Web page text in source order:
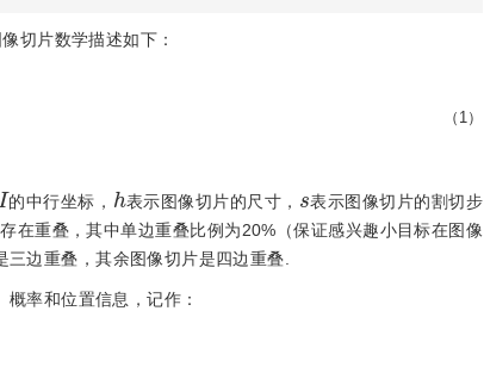
切片数学描述如下：
（1）
I
的中行坐标，
h
表示图像切片的尺寸，
表示图像切片的割切步
在重叠，其中单边重叠比例为20%（保证感兴趣小目标在图像
边重叠，其余图像切片是四边重叠.
率和位置信息，记作：